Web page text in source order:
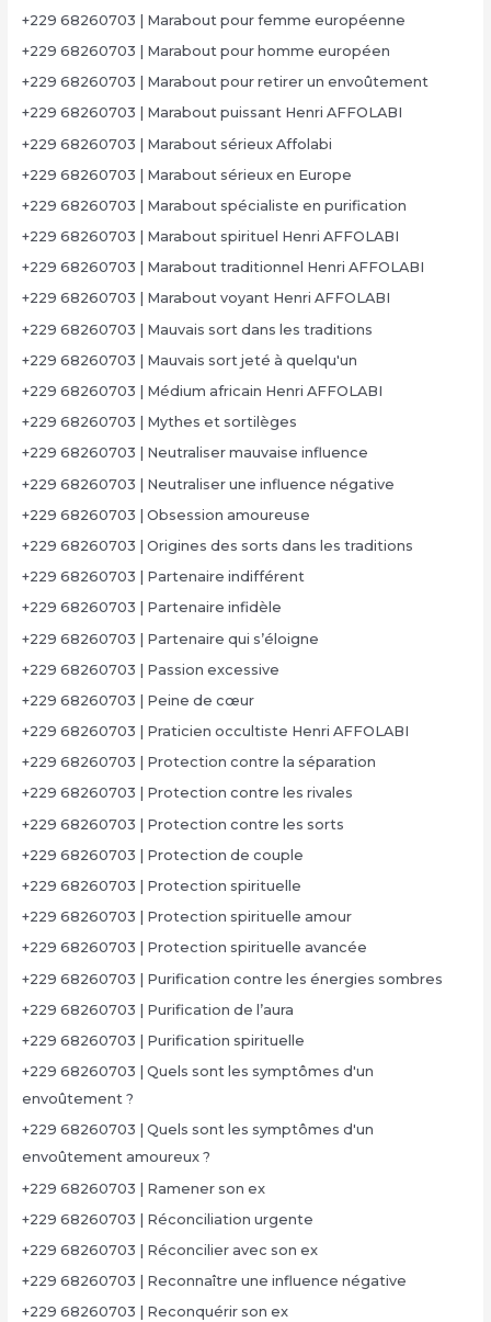
+229 68260703 | Marabout pour femme européenne
+229 68260703 | Marabout pour homme européen
+229 68260703 | Marabout pour retirer un envoûtement
+229 68260703 | Marabout puissant Henri AFFOLABI
+229 68260703 | Marabout sérieux Affolabi
+229 68260703 | Marabout sérieux en Europe
+229 68260703 | Marabout spécialiste en purification
+229 68260703 | Marabout spirituel Henri AFFOLABI
+229 68260703 | Marabout traditionnel Henri AFFOLABI
+229 68260703 | Marabout voyant Henri AFFOLABI
+229 68260703 | Mauvais sort dans les traditions
+229 68260703 | Mauvais sort jeté à quelqu'un
+229 68260703 | Médium africain Henri AFFOLABI
+229 68260703 | Mythes et sortilèges
+229 68260703 | Neutraliser mauvaise influence
+229 68260703 | Neutraliser une influence négative
+229 68260703 | Obsession amoureuse
+229 68260703 | Origines des sorts dans les traditions
+229 68260703 | Partenaire indifférent
+229 68260703 | Partenaire infidèle
+229 68260703 | Partenaire qui s’éloigne
+229 68260703 | Passion excessive
+229 68260703 | Peine de cœur
+229 68260703 | Praticien occultiste Henri AFFOLABI
+229 68260703 | Protection contre la séparation
+229 68260703 | Protection contre les rivales
+229 68260703 | Protection contre les sorts
+229 68260703 | Protection de couple
+229 68260703 | Protection spirituelle
+229 68260703 | Protection spirituelle amour
+229 68260703 | Protection spirituelle avancée
+229 68260703 | Purification contre les énergies sombres
+229 68260703 | Purification de l’aura
+229 68260703 | Purification spirituelle
+229 68260703 | Quels sont les symptômes d'un
envoûtement ?
+229 68260703 | Quels sont les symptômes d'un
envoûtement amoureux ?
+229 68260703 | Ramener son ex
+229 68260703 | Réconciliation urgente
+229 68260703 | Réconcilier avec son ex
+229 68260703 | Reconnaître une influence négative
+229 68260703 | Reconquérir son ex